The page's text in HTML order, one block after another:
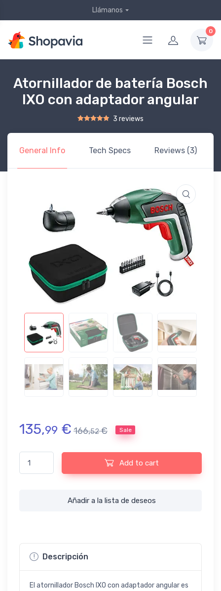
Llámanos
0
Atornillador de batería Bosch
IXO con adaptador angular
Rated5.00out of 5 based on
2 customer ratings
3 reviews
General Info Tech Specs Reviews (3)
135,99 € 166,52 € Sale
Atornillador de batería Bosch IXO con adaptador angular
Add to cart
Añadir a la lista de deseos
Descripción
El atornillador Bosch IXO con adaptador angular es